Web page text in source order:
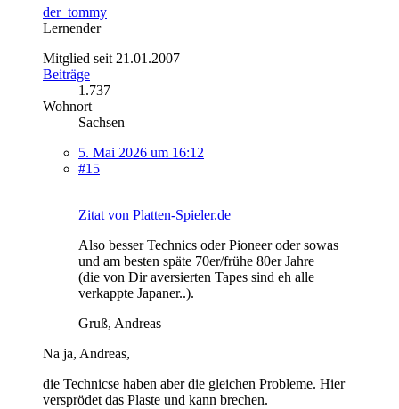
der_tommy
Lernender
Mitglied seit 21.01.2007
Beiträge
1.737
Wohnort
Sachsen
5. Mai 2026 um 16:12
#15
Zitat von Platten-Spieler.de
Also besser Technics oder Pioneer oder sowas
und am besten späte 70er/frühe 80er Jahre
(die von Dir aversierten Tapes sind eh alle
verkappte Japaner..).
Gruß, Andreas
Na ja, Andreas,
die Technicse haben aber die gleichen Probleme. Hier
versprödet das Plaste und kann brechen.